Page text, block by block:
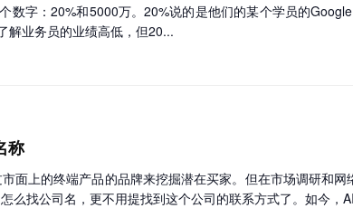
数字：20%和5000万。20%说的是他们的某个学员的
解业务员的业绩高低，但20...
称
面上的终端产品的品牌来挖掘潜在买家。但在市场调研和
么找公司名，更不用提找到这个公司的联系方式了。如今，